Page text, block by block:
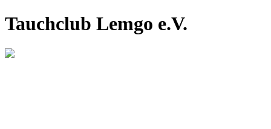
Tauchclub Lemgo e.V.